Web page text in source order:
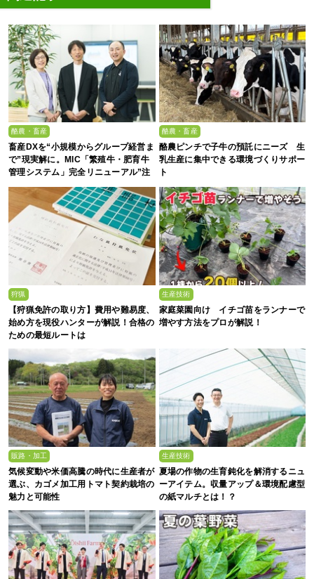
酪農・畜産
畜産DXを“小規模からグループ経営ま
で”現実解に。MIC「繁殖牛・肥育牛
管理システム」完全リニューアル”注
目の5大ポイント”
酪農・畜産
酪農ピンチで子牛の預託にニーズ 生
乳生産に集中できる環境づくりサポー
ト
狩猟
【狩猟免許の取り方】費用や難易度、
始め方を現役ハンターが解説！合格の
ための最短ルートは
生産技術
家庭菜園向け イチゴ苗をランナーで
増やす方法をプロが解説！
販路・加工
気候変動や米価高騰の時代に生産者が
選ぶ、カゴメ加工用トマト契約栽培の
魅力と可能性
生産技術
夏場の作物の生育鈍化を解消するニュ
ーアイテム。収量アップ＆環境配慮型
の紙マルチとは！？